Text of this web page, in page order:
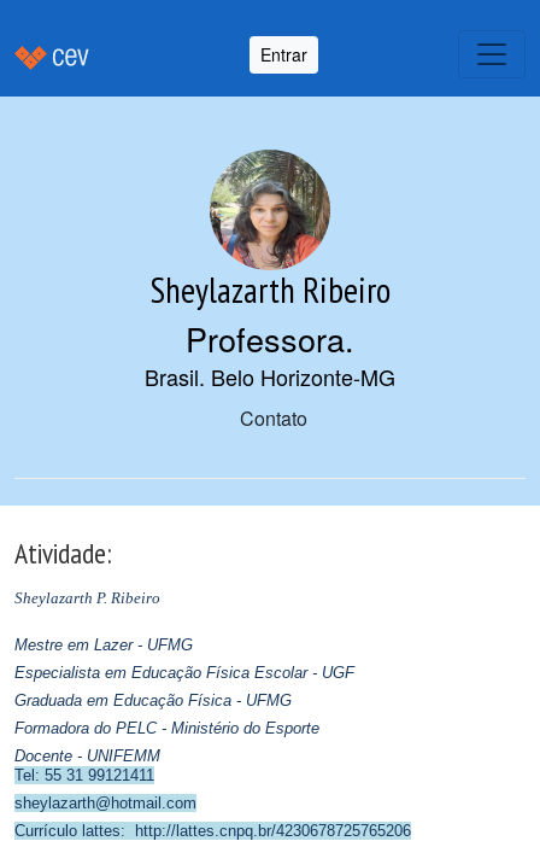
Entrar
Sheylazarth Ribeiro
Professora.
Brasil. Belo Horizonte-MG
Contato
Atividade:
Sheylazarth P. Ribeiro
Mestre em Lazer - UFMG
Especialista em Educação Física Escolar - UGF
Graduada em Educação Física - UFMG
Formadora do PELC - Ministério do Esporte
Docente - UNIFEMM
Tel: 55 31 99121411
sheylazarth@hotmail.com
Currículo lattes:
http://lattes.cnpq.br/4230678725765206